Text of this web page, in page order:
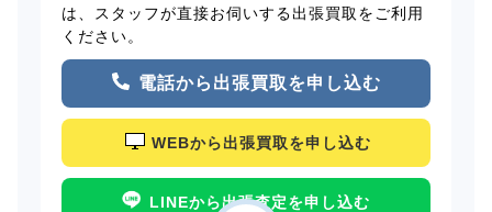
は、スタッフが直接お伺いする出張買取をご利用
ください。
電話から出張買取を申し込む
WEBから出張買取を申し込む
LINEから出張査定を申し込む